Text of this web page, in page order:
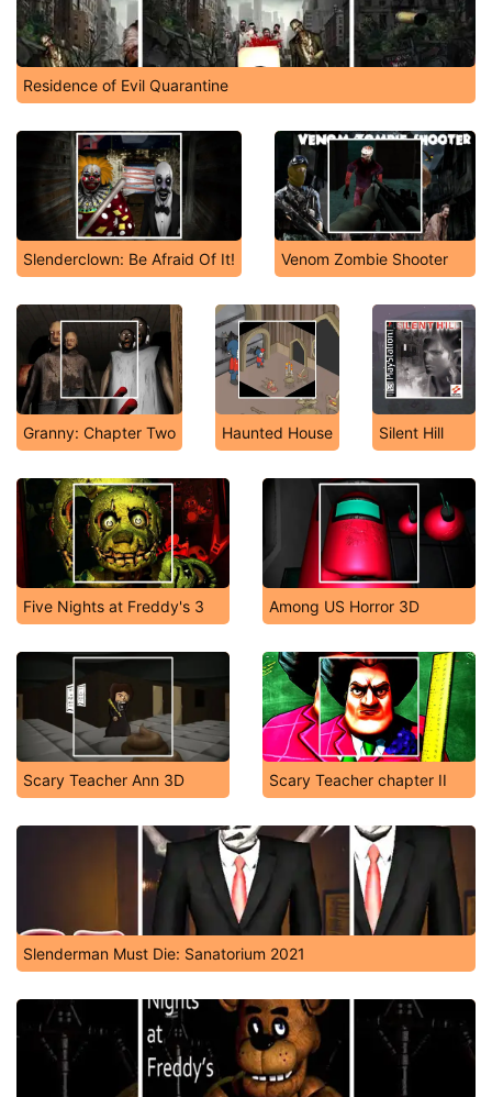
Residence of Evil Quarantine
Slenderclown: Be Afraid Of It! Venom Zombie Shooter
Granny: Chapter Two Haunted House Silent Hill
Five Nights at Freddy's 3 Among US Horror 3D
Scary Teacher Ann 3D Scary Teacher chapter II
Slenderman Must Die: Sanatorium 2021